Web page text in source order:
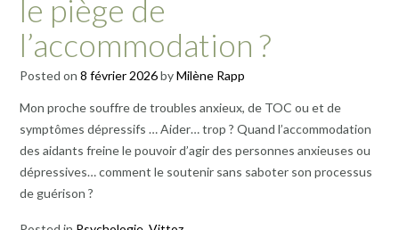
le piège de
l’accommodation ?
Posted on 8 février 2026byMilène Rapp
Mon proche souffre de troubles anxieux, de TOC ou et de
symptômes dépressifs … Aider… trop ? Quand l’accommodation
des aidants freine le pouvoir d’agir des personnes anxieuses ou
dépressives… comment le soutenir sans saboter son processus
de guérison ?